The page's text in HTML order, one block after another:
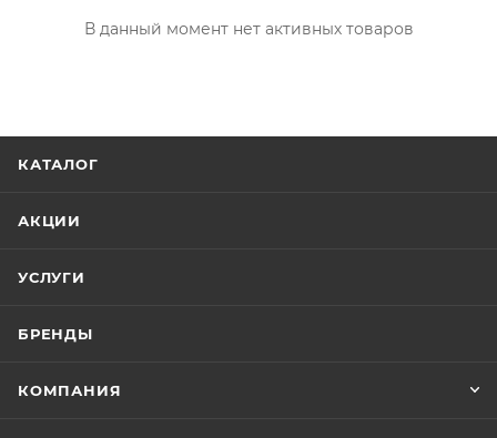
В данный момент нет активных товаров
КАТАЛОГ
АКЦИИ
УСЛУГИ
БРЕНДЫ
КОМПАНИЯ